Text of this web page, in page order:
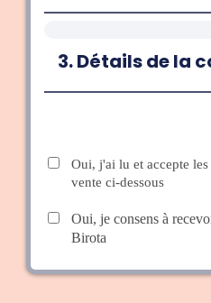
3. Détails de la
Oui, j'ai lu et accepte
vente ci-dessous
Oui, je consens à
Birota